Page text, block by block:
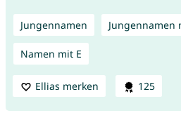
Jungennamen Jungennamen
Namen mit E
Ellias merken 125